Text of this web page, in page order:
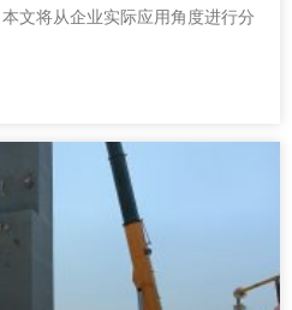
文将从企业实际应用角度进行分